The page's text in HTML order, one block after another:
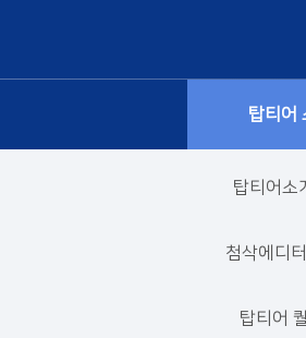
탑티어
탑티어소
첨삭에디
탑티어